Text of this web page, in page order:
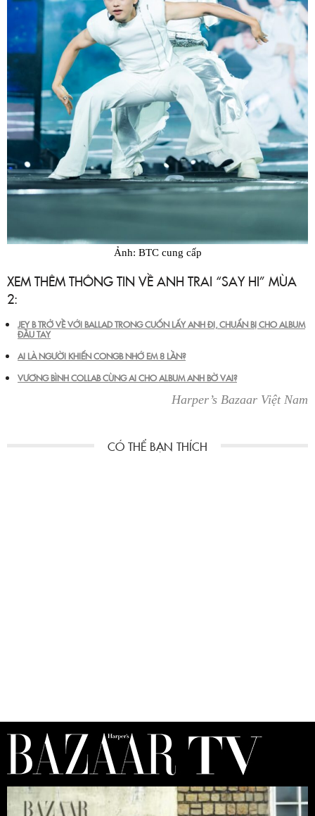
Ảnh: BTC cung cấp
XEM THÊM THÔNG TIN VỀ ANH TRAI “SAY HI” MÙA
2:
JEY B TRỞ VỀ VỚI BALLAD TRONG CUỐN LẤY ANH ĐI, CHUẨN BỊ CHO ALBUM
ĐẦU TAY
AI LÀ NGƯỜI KHIẾN CONGB NHỚ EM 8 LẦN?
VƯƠNG BÌNH COLLAB CÙNG AI CHO ALBUM ANH BỜ VAI?
Harper’s Bazaar Việt Nam